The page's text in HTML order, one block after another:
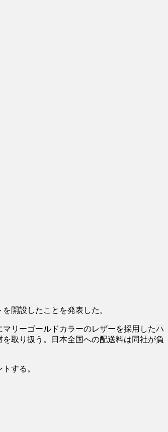
開設したことを発表した。
リーゴールドカラーのレザーを採用したハ
取り扱う。日本全国への配送料は同社が負
する。